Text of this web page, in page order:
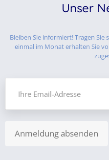
Unser
Bleiben Sie informiert! Tragen
einmal im Monat erhalten Sie
Anmeldung absenden